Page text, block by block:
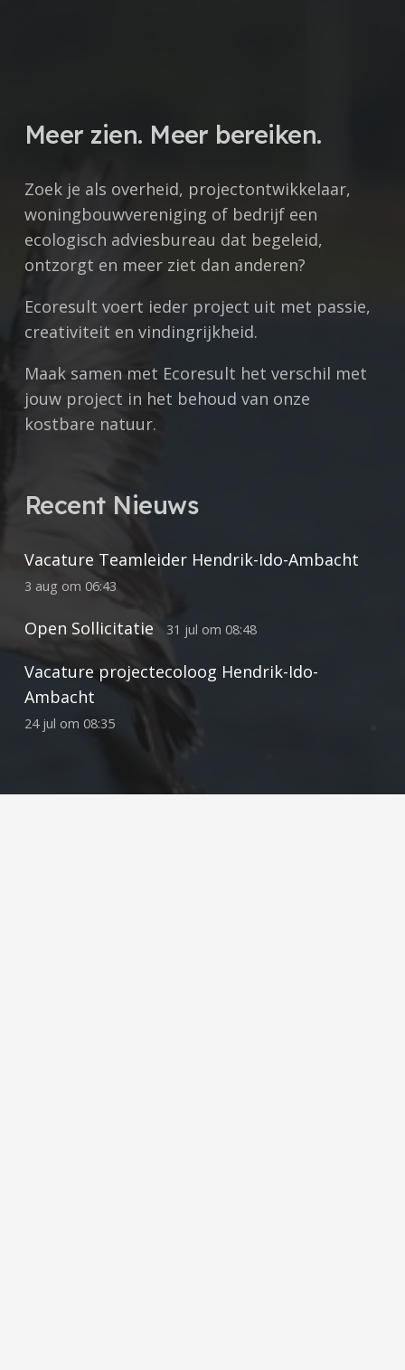
Meer zien. Meer bereiken.
Zoek je als overheid, projectontwikkelaar,
woningbouwvereniging of bedrijf een
ecologisch adviesbureau dat begeleid,
ontzorgt en meer ziet dan anderen?
Ecoresult voert ieder project uit met passie,
creativiteit en vindingrijkheid.
Maak samen met Ecoresult het verschil met
jouw project in het behoud van onze
kostbare natuur.
Recent Nieuws
Vacature Teamleider Hendrik-Ido-Ambacht
3 aug om 06:43
Open Sollicitatie 31 jul om 08:48
Vacature projectecoloog Hendrik-Ido-
Ambacht
24 jul om 08:35